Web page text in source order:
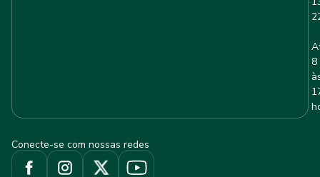
8
Conecte-se com nossas redes